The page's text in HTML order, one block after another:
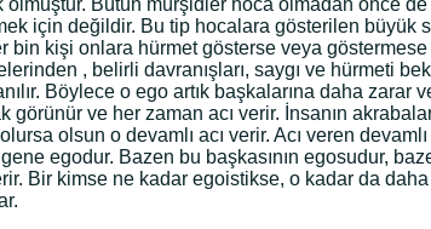
için değildir. Bu tip hocalara gösterilen
bin kişi onlara hürmet gösterse veya
, belirli davranışları, saygı ve hürmeti
Böylece o ego artık başkalarına daha
ve her zaman acı verir. İnsanın
olsun o devamlı acı verir. Acı veren
egodur. Bazen bu başkasının egosudur,
Bir kimse ne kadar egoistikse, o kadar da